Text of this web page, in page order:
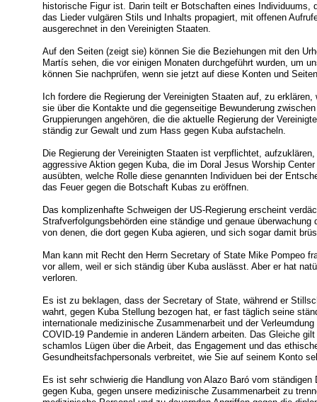
historische Figur ist. Darin teilt er Botschaften eines Individuums,
das Lieder vulgären Stils und Inhalts propagiert, mit offenen
ausgerechnet in den Vereinigten Staaten.
Auf den Seiten (zeigt sie) können Sie die Beziehungen mit den
Martís sehen, die vor einigen Monaten durchgeführt wurden, um
können Sie nachprüfen, wenn sie jetzt auf diese Konten und
Ich fordere die Regierung der Vereinigten Staaten auf, zu
sie über die Kontakte und die gegenseitige Bewunderung
Gruppierungen angehören, die die aktuelle Regierung der
ständig zur Gewalt und zum Hass gegen Kuba aufstacheln.
Die Regierung der Vereinigten Staaten ist verpflichtet,
aggressive Aktion gegen Kuba, die im Doral Jesus Worship
ausübten, welche Rolle diese genannten Individuen bei der
das Feuer gegen die Botschaft Kubas zu eröffnen.
Das komplizenhafte Schweigen der US-Regierung erscheint
Strafverfolgungsbehörden eine ständige und genaue
von denen, die dort gegen Kuba agieren, und sich sogar damit
Man kann mit Recht den Herrn Secretary of State Mike Pompeo
vor allem, weil er sich ständig über Kuba auslässt. Aber er hat
verloren.
Es ist zu beklagen, dass der Secretary of State, während er
wahrt, gegen Kuba Stellung bezogen hat, er fast täglich seine
internationale medizinische Zusammenarbeit und der
COVID-19 Pandemie in anderen Ländern arbeiten. Das Gleiche
schamlos Lügen über die Arbeit, das Engagement und das
Gesundheitsfachpersonals verbreitet, wie Sie auf seinem Konto
Es ist sehr schwierig die Handlung von Alazo Baró vom ständigen
gegen Kuba, gegen unsere medizinische Zusammenarbeit zu